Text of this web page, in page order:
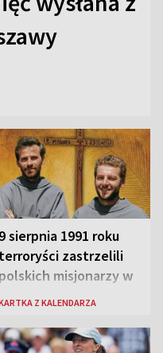
9 sierpnia 1991 roku
terroryści zastrzelili
polskich misjonarzy w
Z KALENDARZA